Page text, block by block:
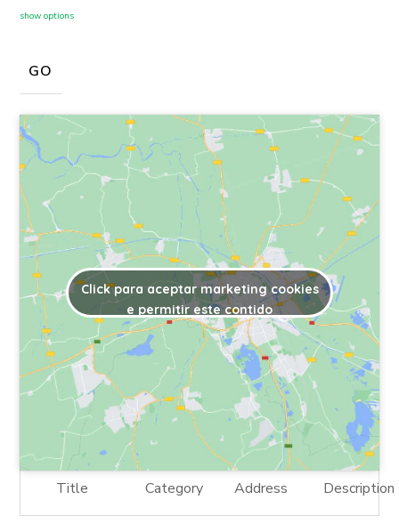
show options
Click para aceptar marketing cookies
e permitir este contido
Title Category Address Description